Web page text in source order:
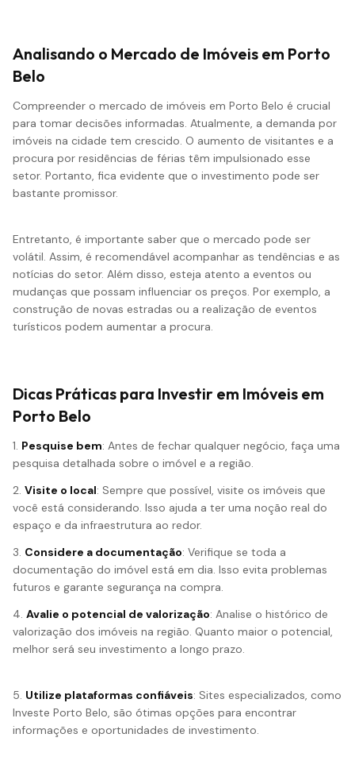
Analisando o Mercado de Imóveis em Porto
Belo
Compreender o mercado de imóveis em Porto Belo é crucial
para tomar decisões informadas. Atualmente, a demanda por
imóveis na cidade tem crescido. O aumento de visitantes e a
procura por residências de férias têm impulsionado esse
setor. Portanto, fica evidente que o investimento pode ser
bastante promissor.
Entretanto, é importante saber que o mercado pode ser
volátil. Assim, é recomendável acompanhar as tendências e as
notícias do setor. Além disso, esteja atento a eventos ou
mudanças que possam influenciar os preços. Por exemplo, a
construção de novas estradas ou a realização de eventos
turísticos podem aumentar a procura.
Dicas Práticas para Investir em Imóveis em
Porto Belo
1. Pesquise bem: Antes de fechar qualquer negócio, faça uma
pesquisa detalhada sobre o imóvel e a região.
2. Visite o local: Sempre que possível, visite os imóveis que
você está considerando. Isso ajuda a ter uma noção real do
espaço e da infraestrutura ao redor.
3. Considere a documentação: Verifique se toda a
documentação do imóvel está em dia. Isso evita problemas
futuros e garante segurança na compra.
4. Avalie o potencial de valorização: Analise o histórico de
valorização dos imóveis na região. Quanto maior o potencial,
melhor será seu investimento a longo prazo.
5. Utilize plataformas confiáveis: Sites especializados, como
Investe Porto Belo, são ótimas opções para encontrar
informações e oportunidades de investimento.